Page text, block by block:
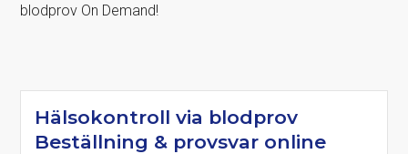
blodprov On Demand!
Hälsokontroll via blodprov
Beställning & provsvar online